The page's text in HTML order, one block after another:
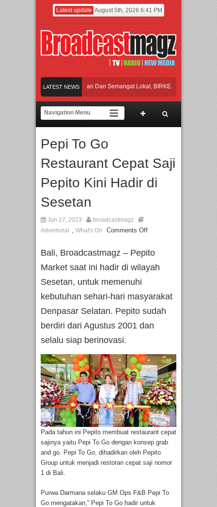
Latest update August 5th, 2026 6:41 PM
LATEST NEWS
Rayakan Perpaduan Warisan Dan Semangat Lokal, BIRKENSTOCK
Kolaborasi UT School, PTBA, dan Kamaju Tingkatkan Kualitas SDM melalui
Wawancara Eksklusif Pemain Sinetron Biarkan Hati Bicara, Febby Rastanty,
Rayakan Perpaduan Warisan Dan Semangat Lokal, BIRKENSTOCK
Pepi To Go
Restaurant Cepat Saji
Pepito Kini Hadir di
Sesetan
Jun 27, 2023
broadcastmagz
Advertorial
, What's On Comments Off
Bali, Broadcastmagz – Pepito
Market saat ini hadir di wilayah
Sesetan, untuk memenuhi
kebutuhan sehari-hari masyarakat
Denpasar Selatan. Pepito sudah
berdiri dari Agustus 2001 dan
selalu siap berinovasi.
Pada tahun ini Pepito membuat restaurant cepat
sajinya yaitu Pepi To Go dengan konsep grab
and go. Pepi To Go, dihadirkan oleh Pepito
Group untuk menjadi restoran cepat saji nomor
1 di Bali.
Purwa Darmana selaku GM Ops F&B Pepi To
Go mengatakan,“ Pepi To Go hadir untuk